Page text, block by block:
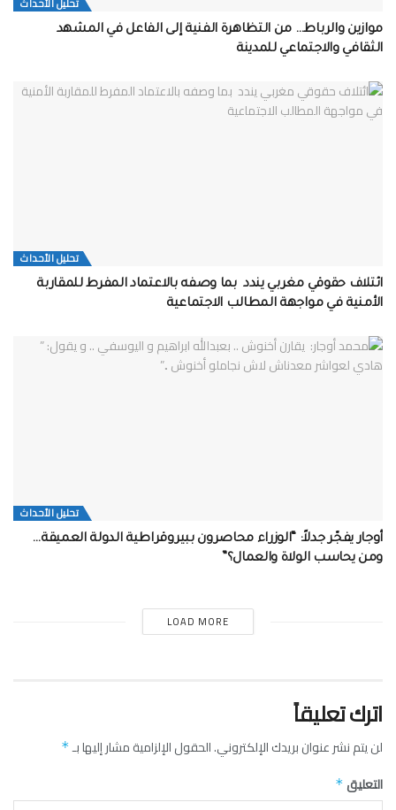
تحلیل الأحداث
موازين والرباط… من التظاهرة الفنية إلى الفاعل في المشهد
الثقافي والاجتماعي للمدينة
تحلیل الأحداث
ائتلاف حقوقي مغربي يندد بما وصفه بالاعتماد المفرط للمقاربة
الأمنية في مواجهة المطالب الاجتماعية
تحلیل الأحداث
أوجار يفجّر جدلاً: “الوزراء محاصرون ببيروقراطية الدولة العميقة…
ومن يحاسب الولاة والعمال؟”
LOAD MORE
اترك تعليقاً
لن يتم نشر عنوان بريدك الإلكتروني.الحقول الإلزامية مشار إليها بـ*
التعليق *